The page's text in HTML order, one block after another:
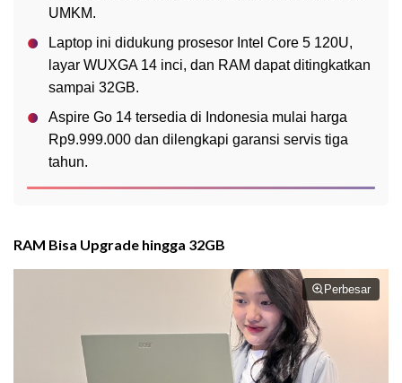
UMKM.
Laptop ini didukung prosesor Intel Core 5 120U,
layar WUXGA 14 inci, dan RAM dapat ditingkatkan
sampai 32GB.
Aspire Go 14 tersedia di Indonesia mulai harga
Rp9.999.000 dan dilengkapi garansi servis tiga
tahun.
RAM Bisa Upgrade hingga 32GB
Perbesar